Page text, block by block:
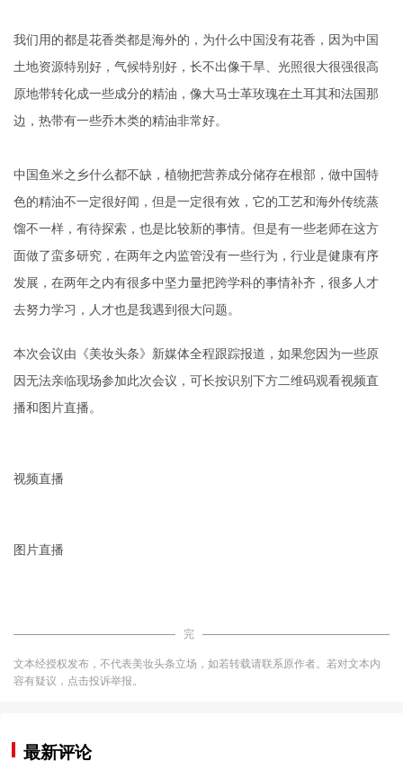
我们用的都是花香类都是海外的，为什么中国没有花香，因为中国
土地资源特别好，气候特别好，长不出像干旱、光照很大很强很高
原地带转化成一些成分的精油，像大马士革玫瑰在土耳其和法国那
边，热带有一些乔木类的精油非常好。
中国鱼米之乡什么都不缺，植物把营养成分储存在根部，做中国特
色的精油不一定很好闻，但是一定很有效，它的工艺和海外传统蒸
馏不一样，有待探索，也是比较新的事情。但是有一些老师在这方
面做了蛮多研究，在两年之内监管没有一些行为，行业是健康有序
发展，在两年之内有很多中坚力量把跨学科的事情补齐，很多人才
去努力学习，人才也是我遇到很大问题。
本次会议由《美妆头条》新媒体全程跟踪报道，如果您因为一些原
因无法亲临现场参加此次会议，可长按识别下方二维码观看视频直
播和图片直播。
视频直播
图片直播
完
文本经授权发布，不代表美妆头条立场，如若转载请联系原作者。若对文本内
容有疑议，点击投诉举报。
最新评论